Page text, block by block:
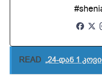
READ „24-დან 1